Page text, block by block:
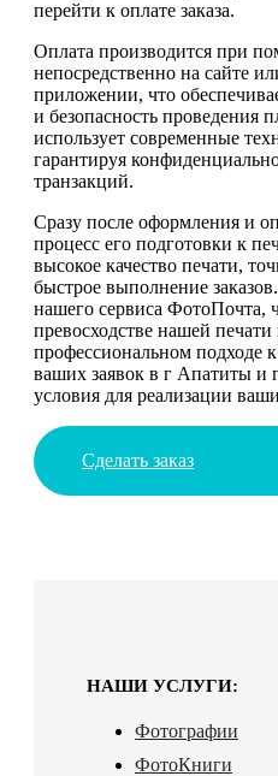
перейти к оплате заказа.
Оплата производится при
непосредственно на сайте
приложении, что
и безопасность проведения
использует современные
гарантируя
транзакций.
Сразу после оформления и
процесс его подготовки к
высокое качество печати,
быстрое выполнение
нашего сервиса ФотоПочта,
превосходстве нашей
профессиональном подходе
ваших заявок в г Апатиты и
условия для реализации
Сделать заказ
НАШИ УСЛУГИ:
Фотографии
ФотоКниги